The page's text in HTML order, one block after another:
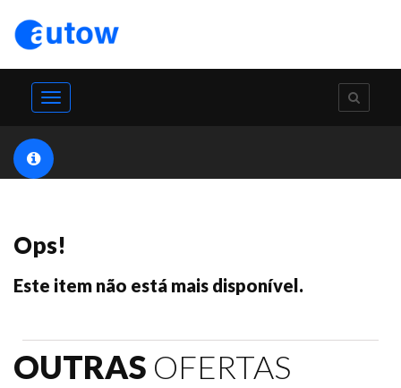
Toggle
navigation
Ops!
Este item não está mais disponível.
OUTRAS OFERTAS